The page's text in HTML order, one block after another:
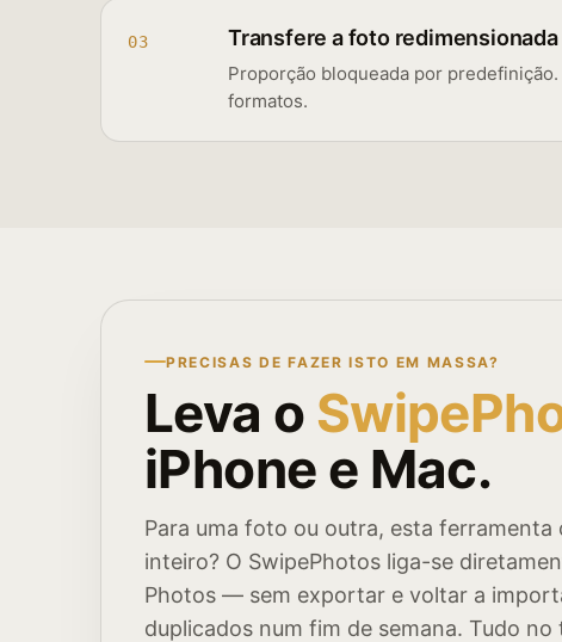
03 Transfere a foto redimensionada
Proporção bloqueada por
formatos.
PRECISAS DE FAZER ISTO EM MASSA?
Leva o
iPhone e Mac.
Para uma foto ou outra, esta ferramenta
inteiro? O SwipePhotos liga-se
Photos — sem exportar e voltar a
duplicados num fim de semana. Tudo no